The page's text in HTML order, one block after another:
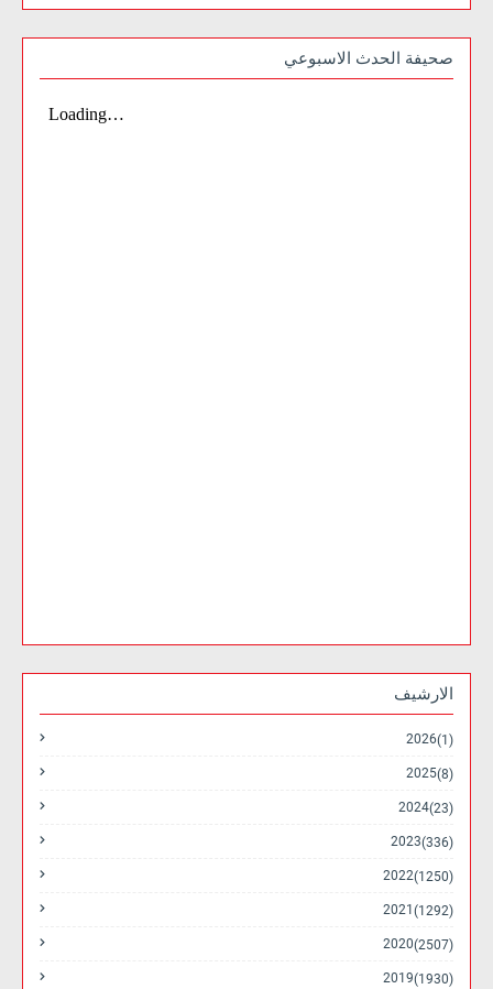
صحيفة الحدث الاسبوعي
الارشيف
2026 (1)
2025 (8)
2024 (23)
2023 (336)
2022 (1250)
2021 (1292)
2020 (2507)
2019 (1930)